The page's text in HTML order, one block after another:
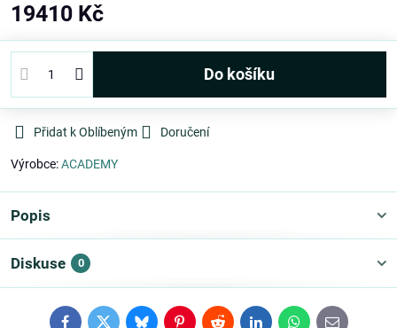
19410 Kč
Do košíku
Přidat k Oblíbeným Doručení
Výrobce:ACADEMY
Popis
Diskuse 0